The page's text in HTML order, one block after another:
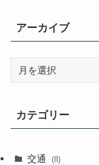
アーカイブ
ブ
カテゴリー
交通 (8)